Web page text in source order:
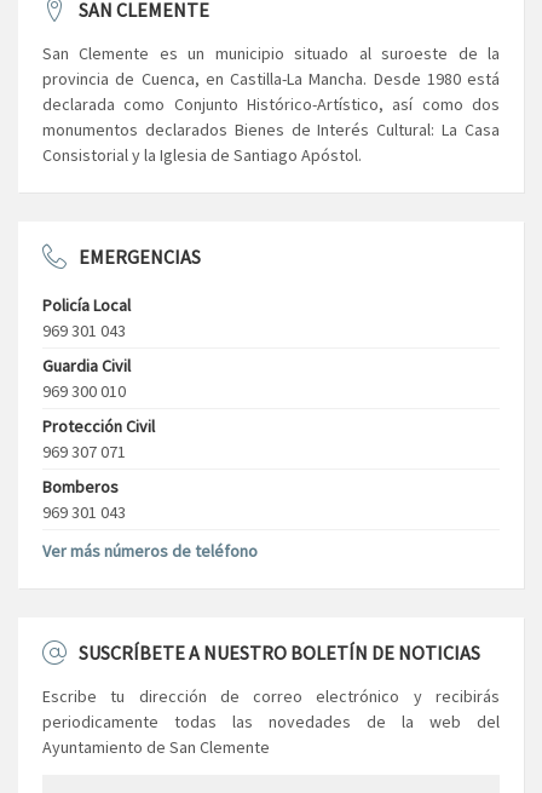
SAN CLEMENTE
San Clemente es un municipio situado al suroeste de la
provincia de Cuenca, en Castilla-La Mancha. Desde 1980 está
declarada como Conjunto Histórico-Artístico, así como dos
monumentos declarados Bienes de Interés Cultural: La Casa
Consistorial y la Iglesia de Santiago Apóstol.
EMERGENCIAS
Policía Local
969 301 043
Guardia Civil
969 300 010
Protección Civil
969 307 071
Bomberos
969 301 043
Ver más números de teléfono
SUSCRÍBETE A NUESTRO BOLETÍN DE NOTICIAS
Escribe tu dirección de correo electrónico y recibirás
periodicamente todas las novedades de la web del
Ayuntamiento de San Clemente